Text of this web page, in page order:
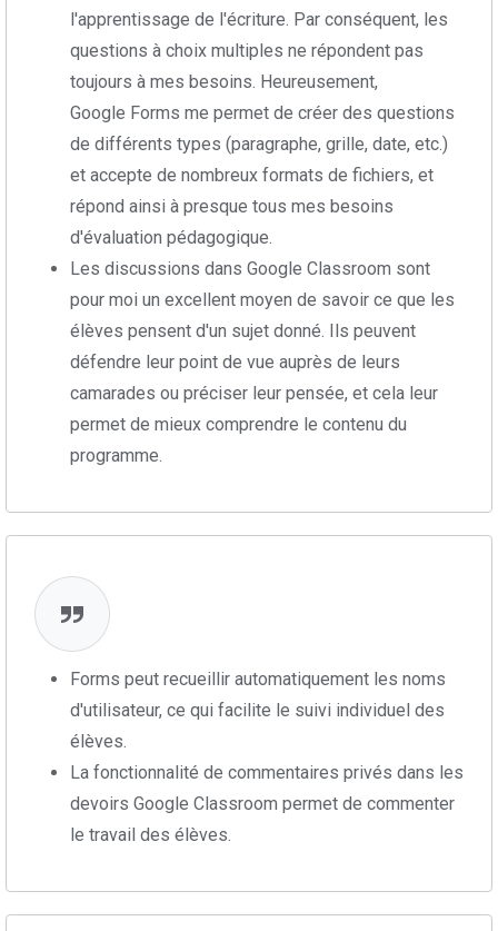
l'apprentissage de l'écriture. Par conséquent, les
questions à choix multiples ne répondent pas
toujours à mes besoins. Heureusement,
Google Forms me permet de créer des questions
de différents types (paragraphe, grille, date, etc.)
et accepte de nombreux formats de fichiers, et
répond ainsi à presque tous mes besoins
d'évaluation pédagogique.
Les discussions dans Google Classroom sont
pour moi un excellent moyen de savoir ce que les
élèves pensent d'un sujet donné. Ils peuvent
défendre leur point de vue auprès de leurs
camarades ou préciser leur pensée, et cela leur
permet de mieux comprendre le contenu du
programme.
Forms peut recueillir automatiquement les noms
d'utilisateur, ce qui facilite le suivi individuel des
élèves.
La fonctionnalité de commentaires privés dans les
devoirs Google Classroom permet de commenter
le travail des élèves.